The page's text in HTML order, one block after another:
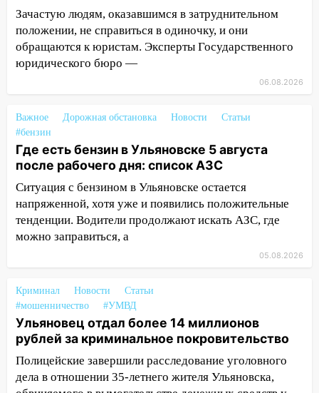
11:33 В Засвияжье под колёса авто
попал мужчина
11:17 В Радищевском районе сгорели
хозяйственные постройки
10:18
Губернатор Ульяновской области:
уничтожено четыре беспилотника в
регионе
10:00 В Ульяновске дотла сгорел
легковой автомобиль
09:39 В Ульяновске будут судить десять
наркодилеров, снабжавших две области
избившим мужчину в трамвае
08:27 Ульяновская полиция получила
один из шести уникальных автомобилей
в России
07:02 Жара отступит: какой будет
погода в Ульяновске днем 5 августа
Зачастую людям, оказавшимся в затруднительном
положении, не справиться в одиночку, и они
обращаются к юристам. Эксперты Государственного
юридического бюро —
06.08.2026
Важное Дорожная обстановка Новости
Статьи
#бензин
Где есть бензин в Ульяновске 5 августа
после рабочего дня: список АЗС
Ситуация с бензином в Ульяновске остается
напряженной, хотя уже и появились положительные
тенденции. Водители продолжают искать АЗС, где
можно заправиться, а
05.08.2026
Криминал Новости
Статьи
#мошенничество
#УМВД
Ульяновец отдал более 14 миллионов
рублей за криминальное покровительство
Полицейские завершили расследование уголовного
дела в отношении 35-летнего жителя Ульяновска,